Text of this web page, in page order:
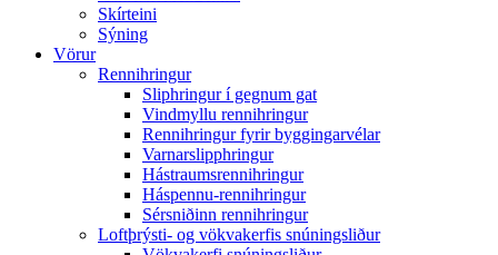
Skírteini
Sýning
Vörur
Rennihringur
Sliphringur í gegnum gat
Vindmyllu rennihringur
Rennihringur fyrir byggingarvélar
Varnarslipphringur
Hástraumsrennihringur
Háspennu-rennihringur
Sérsniðinn rennihringur
Loftþrýsti- og vökvakerfis snúningsliður